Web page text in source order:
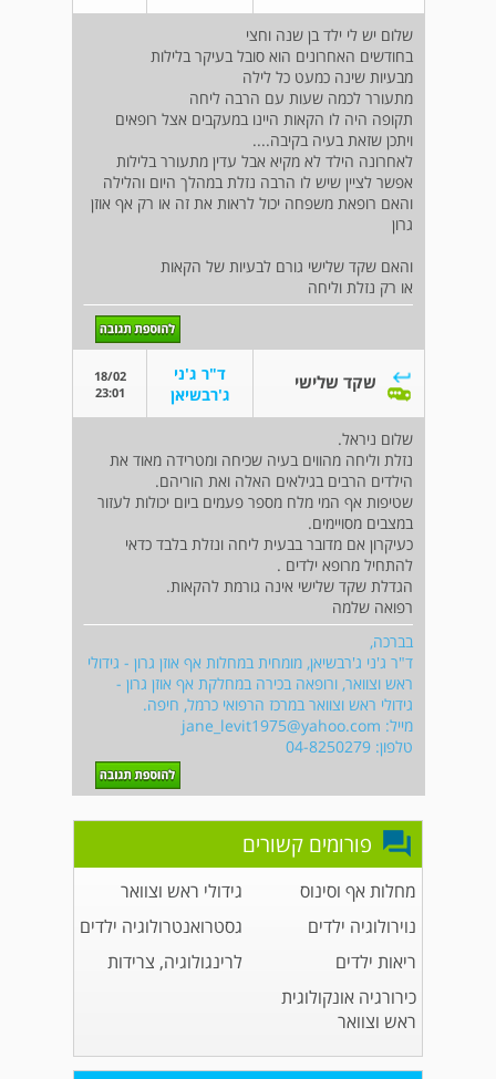
שלום יש לי ילד בן שנה וחצי
בחודשים האחרונים הוא סובל בעיקר בלילות
מבעיות שינה כמעט כל לילה
מתעורר לכמה שעות עם הרבה ליחה
תקופה היה לו הקאות היינו במעקבים אצל רופאים
ויתכן שזאת בעיה בקיבה....
לאחרונה הילד לא מקיא אבל עדין מתעורר בלילות
אפשר לציין שיש לו הרבה נזלת במהלך היום והלילה
והאם רופאת משפחה יכול לראות את זה או רק אף אוזן
גרון
והאם שקד שלישי גורם לבעיות של הקאות
או רק נזלת וליחה
שקד שלישי
ד"ר ג'ני
ג'רבשיאן
18/02
23:01
שלום ניראל.
נזלת וליחה מהווים בעיה שכיחה ומטרידה מאוד את
הילדים הרבים בגילאים האלה ואת הוריהם.
שטיפות אף המי מלח מספר פעמים ביום יכולות לעזור
במצבים מסויימים.
כעיקרון אם מדובר בבעית ליחה ונזלת בלבד כדאי
להתחיל מרופא ילדים .
הגדלת שקד שלישי אינה גורמת להקאות.
רפואה שלמה
בברכה,
ד"ר ג'ני ג'רבשיאן, מומחית במחלות אף אוזן גרון - גידולי
ראש וצוואר, ורופאה בכירה במחלקת אף אוזן גרון -
גידולי ראש וצוואר במרכז הרפואי כרמל, חיפה.
מייל: jane_levit1975@yahoo.com
טלפון: 04-8250279
פורומים קשורים
מחלות אף וסינוס
גידולי ראש וצוואר
נוירולוגיה ילדים
גסטרואנטרולוגיה ילדים
ריאות ילדים
לרינגולוגיה, צרידות
כירורגיה אונקולוגית
ראש וצוואר